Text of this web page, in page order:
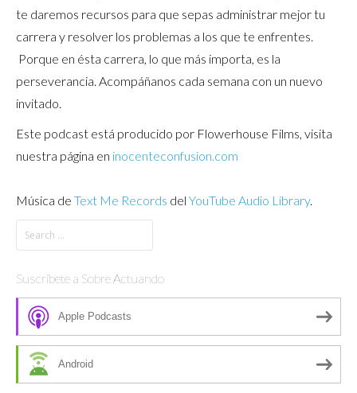
te daremos recursos para que sepas administrar mejor tu
carrera y resolver los problemas a los que te enfrentes.
Porque en ésta carrera, lo que más importa, es la
perseverancia. Acompáñanos cada semana con un nuevo
invitado.
Este podcast está producido por Flowerhouse Films, visita
nuestra página en inocenteconfusion.com
Música de Text Me Records del YouTube Audio Library.
Suscríbete a Sobre Actuando
Apple Podcasts
Android